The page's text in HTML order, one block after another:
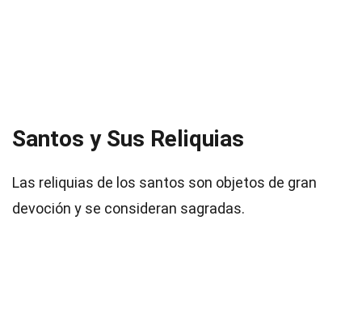
Santos y Sus Reliquias
Las reliquias de los santos son objetos de gran
devoción y se consideran sagradas.